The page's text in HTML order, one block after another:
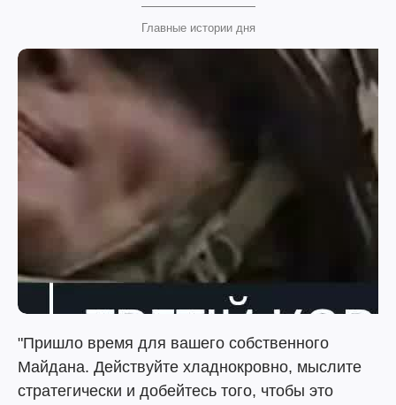
Главные истории дня
"Пришло время для вашего собственного
Майдана. Действуйте хладнокровно, мыслите
стратегически и добейтесь того, чтобы это